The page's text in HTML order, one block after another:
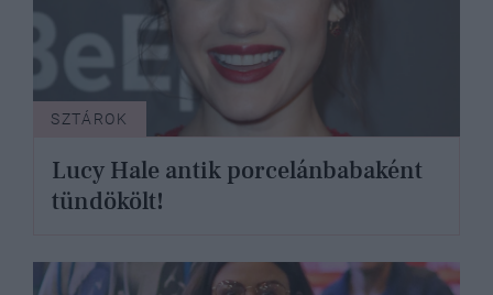
SZTÁROK
Lucy Hale antik porcelánbabaként
tündökölt!